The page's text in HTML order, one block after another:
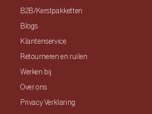
B2B/Kerstpakketten
Blogs
Klantenservice
Retourneren en ruilen
Werken bij
Over ons
Privacy Verklaring